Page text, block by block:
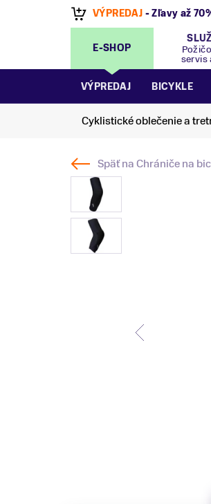
VÝPREDAJ - Zľavy až
E-SHOP
servis
VÝPREDAJ BICYKLE
Cyklistické oblečenie a
Späť naChrániče na